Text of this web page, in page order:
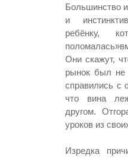
Большинство
и
ребёнку,
Они скажут,
рынок был не
справились с
что вина
другом.
уроков из
Изредка